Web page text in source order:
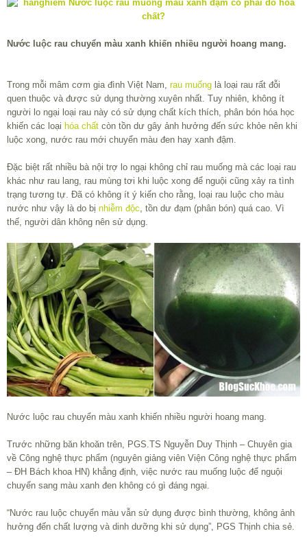
Nước luộc rau chuyển màu xanh khiến nhiều người hoang mang.
Trong mỗi mâm cơm gia đình Việt Nam, rau muống là loại rau rất đỗi
quen thuộc và được sử dụng thường xuyên nhất. Tuy nhiên, không ít
người lo ngại loại rau này có sử dụng chất kích thích, phân bón hóa học
khiến các loại hóa chất còn tồn dư gây ảnh hưởng đến sức khỏe nên khi
luộc xong, nước rau mới chuyển màu đen hay xanh đậm.
Đặc biệt rất nhiều bà nội trợ lo ngại không chỉ rau muống mà các loại rau
khác như rau lang, rau mùng tơi khi luộc xong để nguội cũng xảy ra tình
trạng tương tự. Đã có không ít ý kiến cho rằng, loại rau luộc cho màu
nước như vậy là do bị nhiễm độc, tồn dư đạm (phân bón) quá cao. Vì
thế, người dân không nên sử dụng.
Nước luộc rau chuyển màu xanh khiến nhiều người hoang mang.
Trước những băn khoăn trên, PGS.TS Nguyễn Duy Thịnh – Chuyên gia
về Công nghệ thực phẩm (nguyên giảng viên Viện Công nghệ thực phẩm
– ĐH Bách khoa HN) khẳng định, việc nước rau muống luộc để nguội
chuyển sang màu xanh đen không có gì đáng ngại.
“Nước rau luộc chuyển màu vẫn sử dụng được bình thường, không ảnh
hưởng đến chất lượng và dinh dưỡng khi sử dụng”, PGS Thịnh chia sẻ.